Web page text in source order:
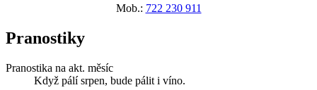
Mob.: 722 230 911
Pranostiky
Pranostika na akt. měsíc
Když pálí srpen, bude pálit i víno.